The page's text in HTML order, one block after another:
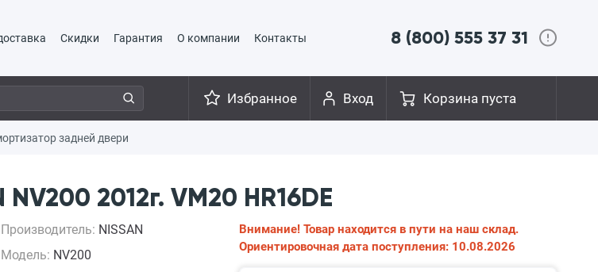
Скидки Гарантия О компании Контакты 8 (800) 555 37 31
Корзина пуста
Вход
Избранное
задней двери
2012г. VM20 HR16DE
Производитель: NISSAN
Модель: NV200
Внимание! Товар находится в пути на наш склад.
Ориентировочная дата поступления: 10.08.2026